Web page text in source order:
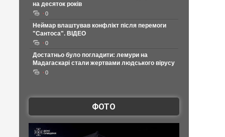
на десяток років
0
Неймар влаштував конфлікт після перемоги
"Сантоса". ВІДЕО
0
Достатньо було погладити: лемури на
Мадагаскарі стали жертвами людського вірусу
0
ФОТО